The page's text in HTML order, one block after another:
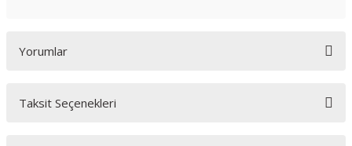
Yorumlar
Bu ürüne ilk yorumu siz yapın!
Taksit Seçenekleri